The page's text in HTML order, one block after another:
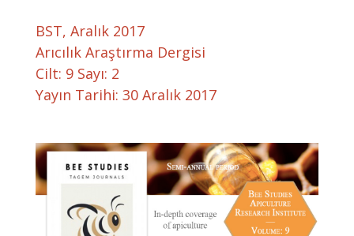
BST, Aralık 2017
Arıcılık Araştırma Dergisi
Cilt: 9 Sayı: 2
Yayın Tarihi: 30 Aralık 2017